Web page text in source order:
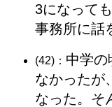
3になって
事務所に話
(42)： 中学の
なかったが
なった。そ